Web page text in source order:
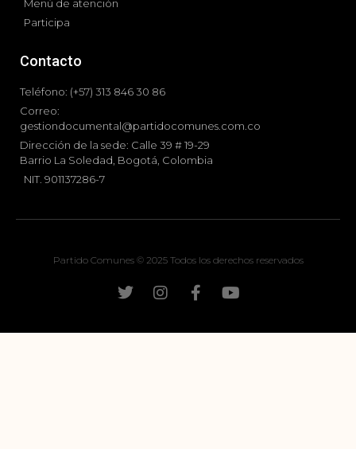
Menú de atención
Participa
Contacto
Teléfono: (+57) 313 846 30 86
Correo:
gestiondocumental@partidocomunes.com.co
Dirección de la sede: Calle 39 # 19-29
Barrio La Soledad, Bogotá, Colombia
NIT. 901137286-7
Partido Comunes © 2025 Todos los derechos reservados